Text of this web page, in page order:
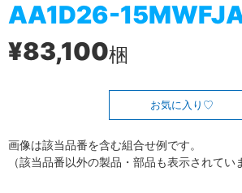
AA1D26-
¥83,100梱
お気に入り
画像は該当品番を含む組合せ例です。
（該当品番以外の製品・部品も表示されてい